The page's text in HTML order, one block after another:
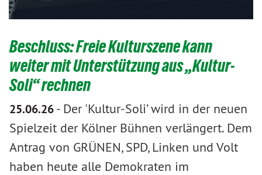
Beschluss: Freie Kulturszene kann
weiter mit Unterstützung aus „Kultur-
Soli“ rechnen
25.06.26- Der 'Kultur-Soli’ wird in der neuen
Spielzeit der Kölner Bühnen verlängert. Dem
Antrag von GRÜNEN, SPD, Linken und Volt
haben heute alle Demokraten im